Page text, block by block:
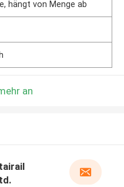
hängt von Menge ab
an